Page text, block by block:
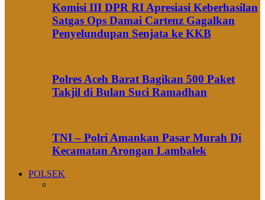
Komisi III DPR RI Apresiasi Keberhasilan
Satgas Ops Damai Cartenz Gagalkan
Penyelundupan Senjata ke KKB
Polres Aceh Barat Bagikan 500 Paket
Takjil di Bulan Suci Ramadhan
TNI – Polri Amankan Pasar Murah Di
Kecamatan Arongan Lambalek
POLSEK